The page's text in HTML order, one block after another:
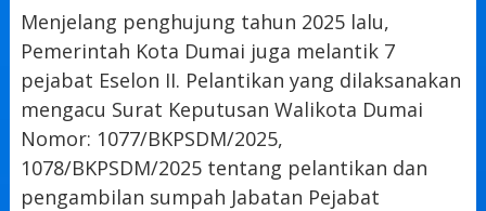
Menjelang penghujung tahun 2025 lalu,
Pemerintah Kota Dumai juga melantik 7
pejabat Eselon II. Pelantikan yang dilaksanakan
mengacu Surat Keputusan Walikota Dumai
Nomor: 1077/BKPSDM/2025,
1078/BKPSDM/2025 tentang pelantikan dan
pengambilan sumpah Jabatan Pejabat